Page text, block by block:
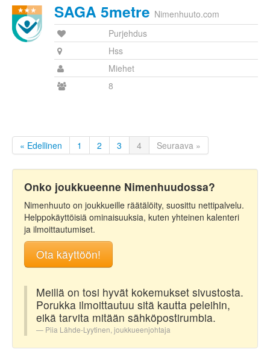
SAGA 5metre Nimenhuuto.com
Purjehdus
Hss
Miehet
8
« Edellinen 1 2 3 4 Seuraava »
Onko joukkueenne Nimenhuudossa?
Nimenhuuto on joukkueille räätälöity, suosittu nettipalvelu.
Helppokäyttöisiä ominaisuuksia, kuten yhteinen kalenteri
ja ilmoittautumiset.
Ota käyttöön!
Meillä on tosi hyvät kokemukset sivustosta.
Porukka ilmoittautuu sitä kautta peleihin,
eikä tarvita mitään sähköpostirumbia.
Piia Lähde-Lyytinen, joukkueenjohtaja